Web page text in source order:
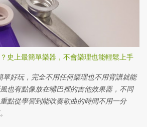
史上最簡單樂器，不會樂理也能輕鬆上手
單好玩，完全不用任何樂理也不用背譜就能
也有點像放在嘴巴裡的吉他效果器，不同
點從學習到能吹奏歌曲的時間不用一分